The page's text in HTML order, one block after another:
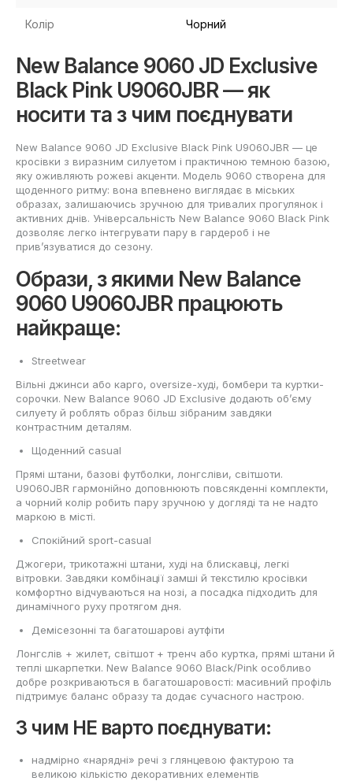
Колір Чорний
New Balance 9060 JD Exclusive
Black Pink U9060JBR — як
носити та з чим поєднувати
New Balance 9060 JD Exclusive Black Pink U9060JBR — це
кросівки з виразним силуетом і практичною темною базою,
яку оживляють рожеві акценти. Модель 9060 створена для
щоденного ритму: вона впевнено виглядає в міських
образах, залишаючись зручною для тривалих прогулянок і
активних днів. Універсальність New Balance 9060 Black Pink
дозволяє легко інтегрувати пару в гардероб і не
прив’язуватися до сезону.
Образи, з якими New Balance
9060 U9060JBR працюють
найкраще:
Streetwear
Вільні джинси або карго, oversize-худі, бомбери та куртки-
сорочки. New Balance 9060 JD Exclusive додають об’єму
силуету й роблять образ більш зібраним завдяки
контрастним деталям.
Щоденний casual
Прямі штани, базові футболки, лонгсліви, світшоти.
U9060JBR гармонійно доповнюють повсякденні комплекти,
а чорний колір робить пару зручною у догляді та не надто
маркою в місті.
Спокійний sport-casual
Джогери, трикотажні штани, худі на блискавці, легкі
вітровки. Завдяки комбінації замші й текстилю кросівки
комфортно відчуваються на нозі, а посадка підходить для
динамічного руху протягом дня.
Демісезонні та багатошарові аутфіти
Лонгслів + жилет, світшот + тренч або куртка, прямі штани й
теплі шкарпетки. New Balance 9060 Black/Pink особливо
добре розкриваються в багатошаровості: масивний профіль
підтримує баланс образу та додає сучасного настрою.
З чим НЕ варто поєднувати:
надмірно «нарядні» речі з глянцевою фактурою та
великою кількістю декоративних елементів